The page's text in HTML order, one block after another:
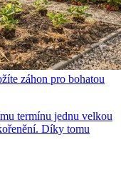
záhon pro bohatou
termínu jednu velkou
Díky tomu